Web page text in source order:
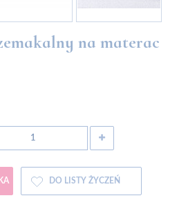
na materac
DO LISTY ŻYCZEŃ